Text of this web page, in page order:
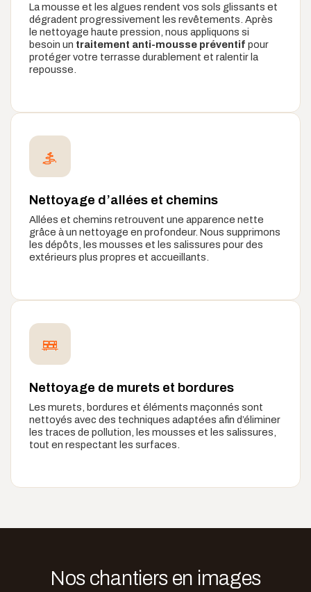
La mousse et les algues rendent vos sols glissants et
dégradent progressivement les revêtements. Après
le nettoyage haute pression, nous appliquons si
besoin un traitement anti-mousse préventif pour
protéger votre terrasse durablement et ralentir la
repousse.
Nettoyage d’allées et chemins
Allées et chemins retrouvent une apparence nette
grâce à un nettoyage en profondeur. Nous supprimons
les dépôts, les mousses et les salissures pour des
extérieurs plus propres et accueillants.
Nettoyage de murets et bordures
Les murets, bordures et éléments maçonnés sont
nettoyés avec des techniques adaptées afin d’éliminer
les traces de pollution, les mousses et les salissures,
tout en respectant les surfaces.
Nos chantiers en images